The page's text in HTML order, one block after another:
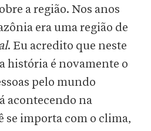
a região. Nos anos
era uma região de
. Eu acredito que neste
história é novamente o
pelo mundo
acontecendo na
se importa com o clima,